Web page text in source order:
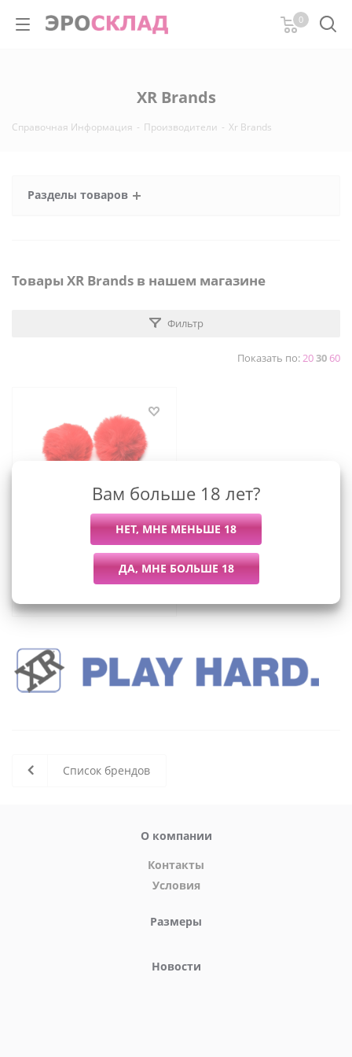
0
XR Brands
Справочная Информация - Производители - Xr Brands
Разделы товаров
Товары XR Brands в нашем магазине
Фильтр
Показать по:203060
Charmed Pom Pom -
Зажимы для сосков, 11.4
см
руб./шт
Список брендов
О компании
Контакты
Условия
Размеры
Новости
Вам больше 18 лет?